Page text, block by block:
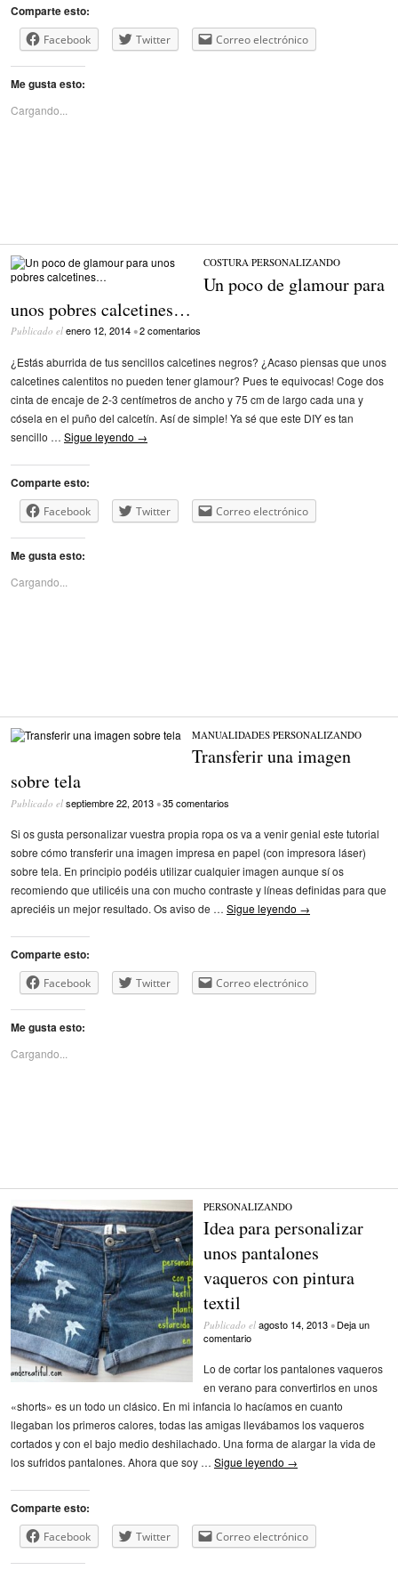
Comparte esto:
Facebook Twitter Correo electrónico
Me gusta esto:
Cargando...
COSTURA/PERSONALIZANDO
Un poco de glamour para
unos pobres calcetines…
Publicado el enero 12, 2014 •2 comentarios
¿Estás aburrida de tus sencillos calcetines negros? ¿Acaso piensas que unos
calcetines calentitos no pueden tener glamour? Pues te equivocas! Coge dos
cinta de encaje de 2-3 centímetros de ancho y 75 cm de largo cada una y
cósela en el puño del calcetín. Así de simple! Ya sé que este DIY es tan
sencillo … Sigue leyendo →
Comparte esto:
Facebook Twitter Correo electrónico
Me gusta esto:
Cargando...
MANUALIDADES/PERSONALIZANDO
Transferir una imagen
sobre tela
Publicado el septiembre 22, 2013 •35 comentarios
Si os gusta personalizar vuestra propia ropa os va a venir genial este tutorial
sobre cómo transferir una imagen impresa en papel (con impresora láser)
sobre tela. En principio podéis utilizar cualquier imagen aunque sí os
recomiendo que utilicéis una con mucho contraste y líneas definidas para que
apreciéis un mejor resultado. Os aviso de … Sigue leyendo →
Comparte esto:
Facebook Twitter Correo electrónico
Me gusta esto:
Cargando...
PERSONALIZANDO
Idea para personalizar
unos pantalones
vaqueros con pintura
textil
Publicado el agosto 14, 2013 • Deja un
comentario
Lo de cortar los pantalones vaqueros
en verano para convertirlos en unos
«shorts» es un todo un clásico. En mi infancia lo hacíamos en cuanto
llegaban los primeros calores, todas las amigas llevábamos los vaqueros
cortados y con el bajo medio deshilachado. Una forma de alargar la vida de
los sufridos pantalones. Ahora que soy … Sigue leyendo →
Comparte esto:
Facebook Twitter Correo electrónico